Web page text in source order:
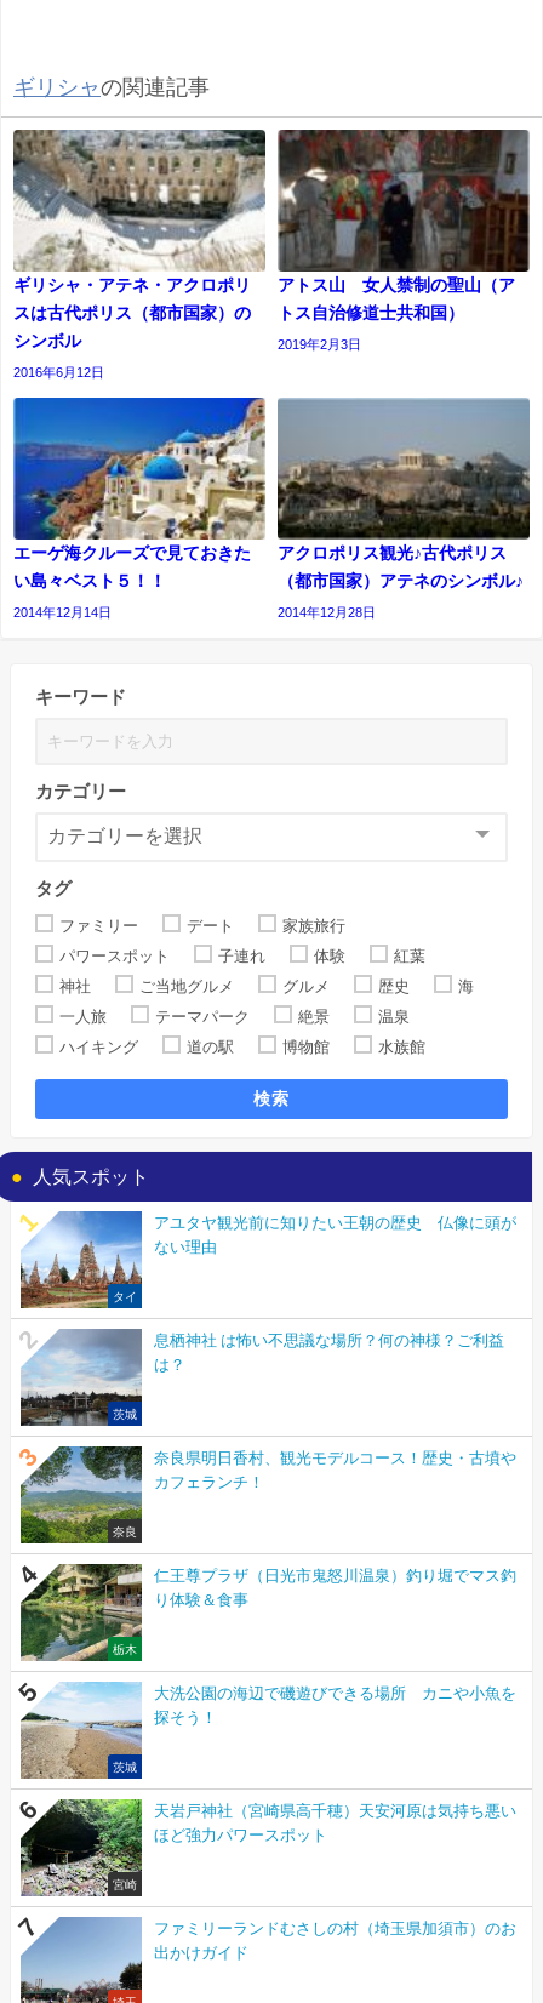
ギリシャの関連記事
ギリシャ・アテネ・アクロポリ
スは古代ポリス（都市国家）の
シンボル
2016年6月12日
アトス山 女人禁制の聖山（ア
トス自治修道士共和国）
2019年2月3日
エーゲ海クルーズで見ておきた
い島々ベスト５！！
2014年12月14日
アクロポリス観光♪古代ポリス
（都市国家）アテネのシンボル♪
2014年12月28日
キーワード
カテゴリー
タグ
ファミリー デート
家族旅行
パワースポット
子連れ 体験
紅葉
神社
ご当地グルメ グルメ 歴史
海
一人旅
テーマパーク 絶景
温泉
ハイキング
道の駅 博物館 水族館
検索
人気スポット
タイ
アユタヤ観光前に知りたい王朝の歴史 仏像に頭が
ない理由
茨城
息栖神社 は怖い不思議な場所？何の神様？ご利益
は？
奈良
奈良県明日香村、観光モデルコース！歴史・古墳や
カフェランチ！
栃木
仁王尊プラザ（日光市鬼怒川温泉）釣り堀でマス釣
り体験＆食事
茨城
大洗公園の海辺で磯遊びできる場所 カニや小魚を
探そう！
宮崎
天岩戸神社（宮崎県高千穂）天安河原は気持ち悪い
ほど強力パワースポット
ファミリーランドむさしの村（埼玉県加須市）のお
出かけガイド